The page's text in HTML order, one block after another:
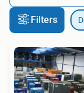
Filters